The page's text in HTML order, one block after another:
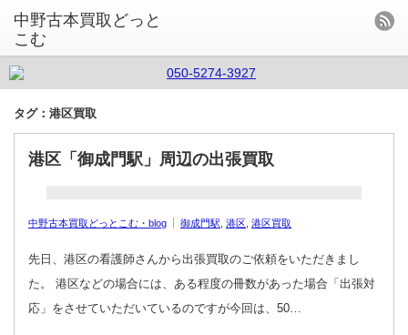
中野古本買取どっと
こむ
タグ：港区買取
港区「御成門駅」周辺の出張買取
中野古本買取どっとこむ・blog 御成門駅, 港区 , 港区買取
先日、港区の看護師さんから出張買取のご依頼をいただきまし
た。 港区などの場合には、ある程度の冊数があった場合「出張対
応」をさせていただいているのですが今回は、50…